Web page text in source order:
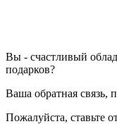
Вы - счастливый
подарков?
Ваша обратная связь,
Пожалуйста, ставьте